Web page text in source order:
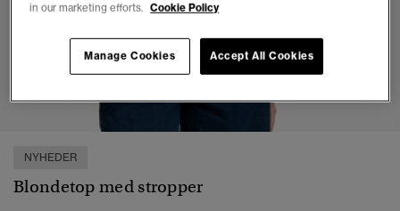
NYHEDER
Blondetop med stropper
in our marketing efforts. Cookie Policy
Accept All Cookies
Manage Cookies